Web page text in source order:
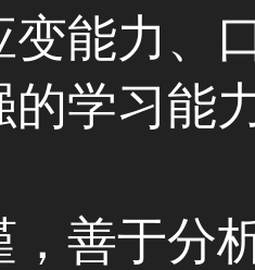
变能力、
的学习能
，善于分